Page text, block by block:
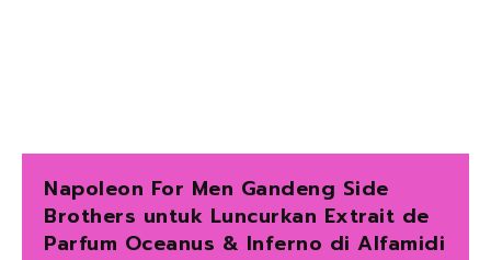
Napoleon For Men Gandeng Side
Brothers untuk Luncurkan Extrait de
Parfum Oceanus & Inferno di Alfamidi